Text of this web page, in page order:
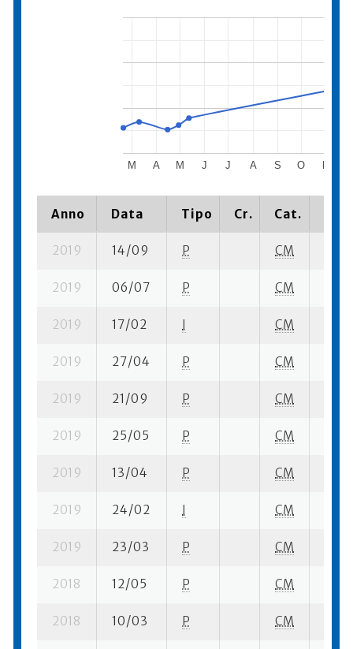
M A M J J A S O
Anno Data Tipo Cr. Cat.
2019 14/09 P CM
2019 06/07 P CM
2019 17/02 I CM
2019 27/04 P CM
2019 21/09 P CM
2019 25/05 P CM
2019 13/04 P CM
2019 24/02 I CM
2019 23/03 P CM
2018 12/05 P CM
2018 10/03 P CM